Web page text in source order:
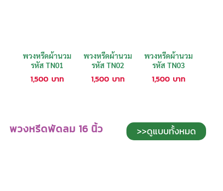
พวงหรีดผ้านวม
รหัส TN01
1,500 บาท
พวงหรีดผ้านวม
รหัส TN02
1,500 บาท
พวงหรีดผ้านวม
รหัส TN03
1,500 บาท
พวงหรีดพัดลม 16 นิ้ว >>ดูแบบทั้งหมด